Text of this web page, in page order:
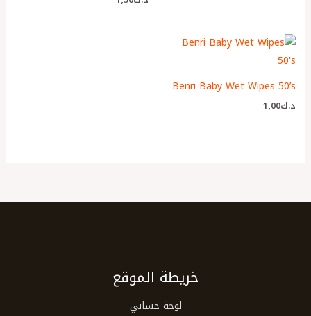
Benri Baby Wet Wipes 50’s
د.ك1٫00
خريطة الموقع
لوحة حسابي